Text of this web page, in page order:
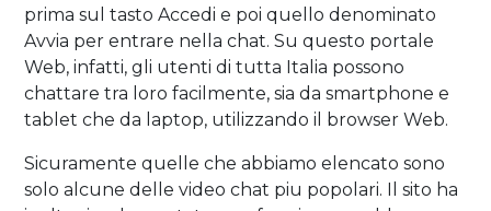
prima sul tasto Accedi e poi quello denominato
Avvia per entrare nella chat. Su questo portale
Web, infatti, gli utenti di tutta Italia possono
chattare tra loro facilmente, sia da smartphone e
tablet che da laptop, utilizzando il browser Web.
Sicuramente quelle che abbiamo elencato sono
solo alcune delle video chat piu popolari. Il sito ha